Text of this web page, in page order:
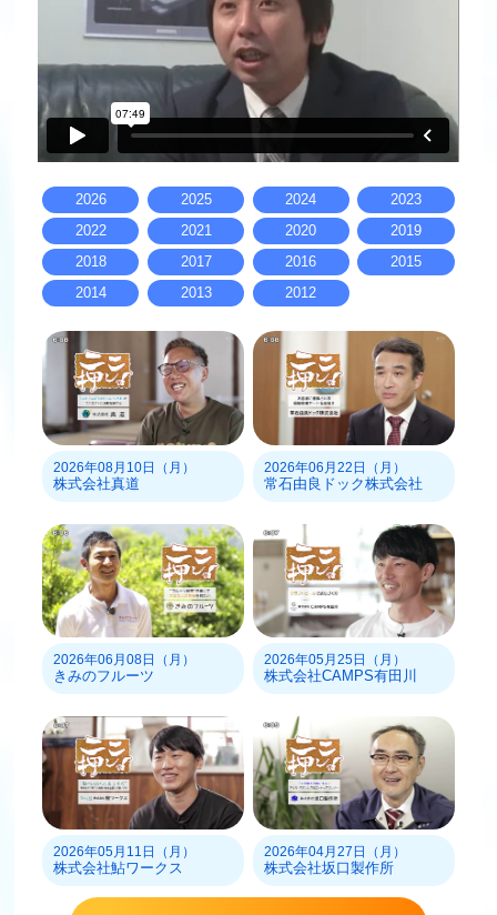
2026 2025 2024
2023
2022
2021 2020
2019
2018
2017 2016
2015
2014
2013 2012
2026年08月10日（月）
株式会社真道
2026年06月22日（月）
常石由良ドック株式会社
2026年06月08日（月）
きみのフルーツ
2026年05月25日（月）
株式会社CAMPS有田川
2026年05月11日（月）
株式会社鮎ワークス
2026年04月27日（月）
株式会社坂口製作所